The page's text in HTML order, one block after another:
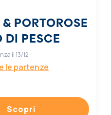
PORTOROSE
DI PESCE
il 13/12
le partenze
Scopri